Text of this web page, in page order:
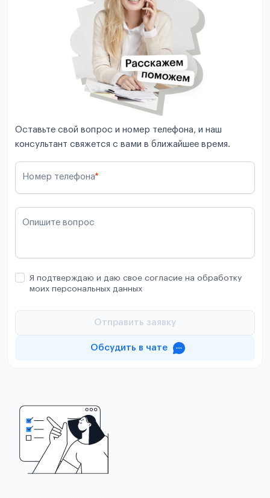
Оставьте свой вопрос и номер телефона, и наш
консультант свяжется с вами в ближайшее время.
Номер телефона*
Опишите вопрос
Я подтверждаю и даю свое согласие на обработку
моих персональных данных
Отправить заявку
Обсудить в чате